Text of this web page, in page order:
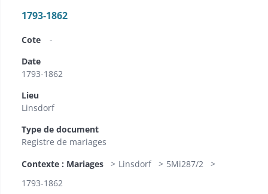
1793-1862
Cote
-
Date
1793-1862
Lieu
Linsdorf
Type de document
Registre de mariages
Contexte : Mariages
Linsdorf
5Mi287/2
1793-1862